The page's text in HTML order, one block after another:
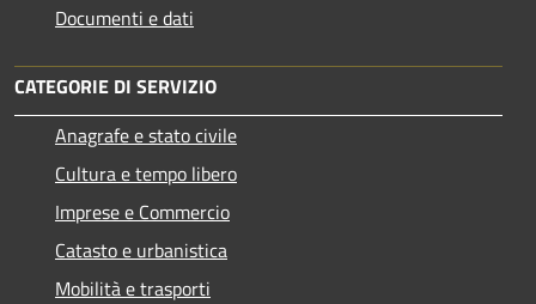
Documenti e dati
CATEGORIE DI SERVIZIO
Anagrafe e stato civile
Cultura e tempo libero
Imprese e Commercio
Catasto e urbanistica
Mobilità e trasporti